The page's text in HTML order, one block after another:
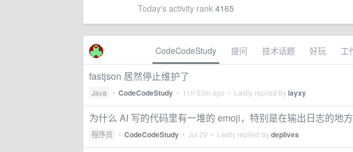
Today's activity rank 4165
CodeCodeStudy 提问 技术话题 好玩 工
fastjson 居然停止维护了
Java • CodeCodeStudy • 11h 53m ago • Lastly replied bylayxy
为什么 AI 写的代码里有一堆的 emoji，特别是在输出日志的地方
程序员 • CodeCodeStudy • Jul 29 • Lastly replied bydeplives